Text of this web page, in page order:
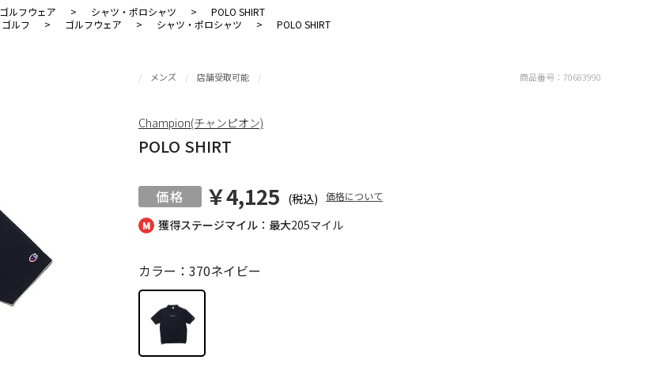
ゴルフウェア > シャツ・ポロシャツ >
POLO SHIRT
ゴルフ > ゴルフウェア > シャツ・ポロシャツ > POLO SHIRT
獲得ステージマイル：最大205マイル
メンズ 店舗受取可能
POLO SHIRT
￥4,125 (税込) 価格について
カラー：370ネイビー
商品番号： 70683990
Champion(チャンピオン)